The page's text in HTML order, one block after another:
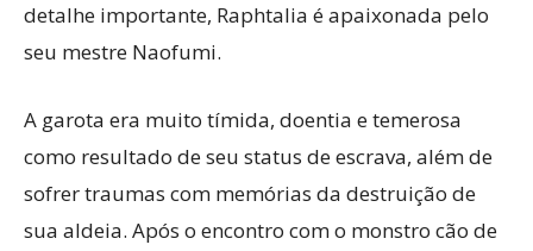
detalhe importante, Raphtalia é apaixonada pelo
seu mestre Naofumi.
A garota era muito tímida, doentia e temerosa
como resultado de seu status de escrava, além de
sofrer traumas com memórias da destruição de
sua aldeia. Após o encontro com o monstro cão de